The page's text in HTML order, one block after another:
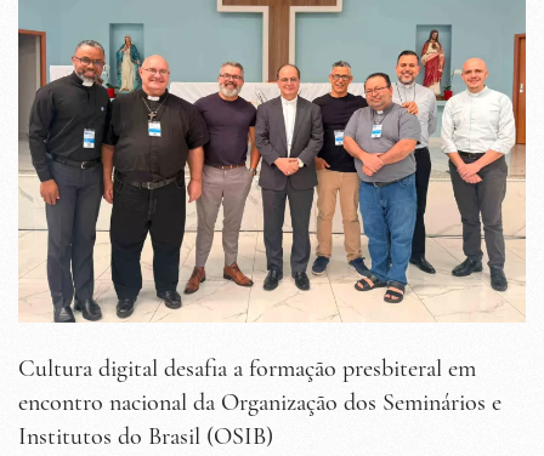
Cultura digital desafia a formação presbiteral em
encontro nacional da Organização dos Seminários e
Institutos do Brasil (OSIB)